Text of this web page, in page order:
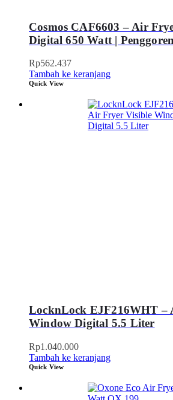
Cosmos CAF6603 – Air
Digital 650 Watt |
Rp562.437
Tambah ke keranjang
Quick View
LocknLock EJF216WHT –
Window Digital 5.5 Liter
Rp1.040.000
Tambah ke keranjang
Quick View